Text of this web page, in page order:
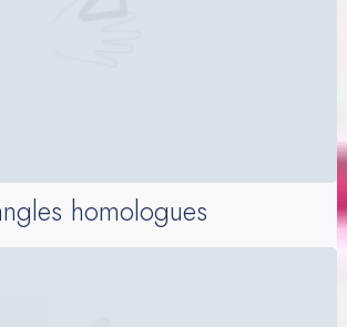
homologues